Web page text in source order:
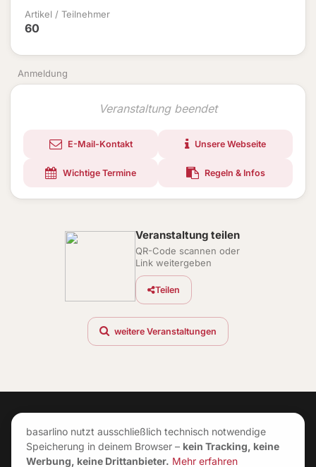
Anmeldung
Artikel / Teilnehmer
60
Veranstaltung beendet
E-Mail-Kontakt Unsere Webseite
Wichtige Termine Regeln & Infos
Veranstaltung teilen
QR-Code scannen oder
Link weitergeben
Teilen
weitere Veranstaltungen
basarlino nutzt ausschließlich technisch notwendige
Speicherung in deinem Browser – kein Tracking, keine
Werbung, keine Drittanbieter. Mehr erfahren